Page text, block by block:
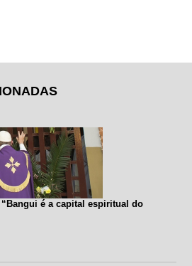
é a capital espiritual do